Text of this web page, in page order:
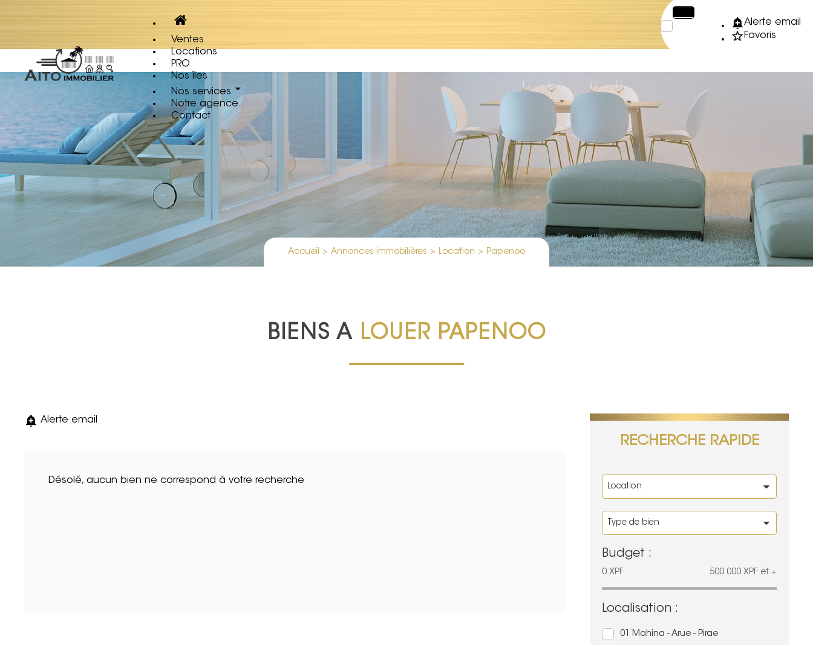
/var/www/clients/client1/web5/web/controllers/jpropertyController.php
Alerte email
Favoris
Ventes
Locations
PRO
Nos îles
Nos services
Notre agence
Contact
Accueil > Annonces immobilières > Location > Papenoo
BIENS A LOUER PAPENOO
Alerte email
Désolé, aucun bien ne correspond à votre recherche
RECHERCHE RAPIDE
Budget :
0 XPF 500 000 XPF et +
Localisation :
01 Mahina - Arue - Pirae